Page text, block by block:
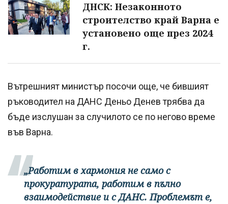
ДНСК: Незаконното
строителство край Варна е
установено още през 2024
г.
Вътрешният министър посочи още, че бившият
ръководител на ДАНС Деньо Денев трябва да
бъде изслушан за случилото се по негово време
във Варна.
„Работим в хармония не само с
прокуратурата, работим в пълно
взаимодействие и с ДАНС. Проблемът е,